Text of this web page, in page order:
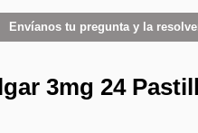
Envíanos tu pregunta y la
3mg 24